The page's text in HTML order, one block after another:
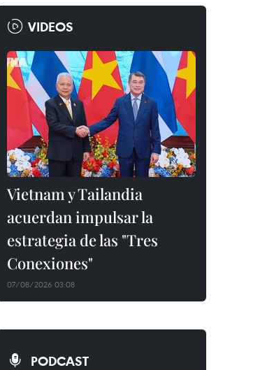
VIDEOS
Vietnam y Tailandia
acuerdan impulsar la
estrategia de las "Tres
Conexiones"
07/08/2026 03:08
PODCAST